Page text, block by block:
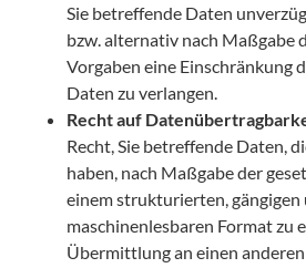
Sie betreffende Daten
bzw. alternativ nach Maßgabe
Vorgaben eine Einschränkung
Daten zu verlangen.
Recht auf
Recht, Sie betreffende Daten,
haben, nach Maßgabe der
einem strukturierten, gängigen
maschinenlesbaren Format zu
Übermittlung an einen